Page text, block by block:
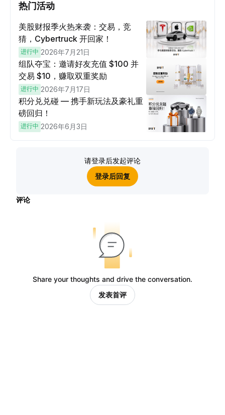
热门活动
美股财报季火热来袭：交易，竞
猜，Cybertruck 开回家！
进行中 2026年7月21日
组队夺宝：邀请好友充值 $100 并
交易 $10，赚取双重奖励
进行中 2026年7月17日
积分兑兑碰 — 携手新玩法及豪礼重
磅回归！
进行中 2026年6月3日
请登录后发起评论
登录后回复
评论
Share your thoughts and drive the conversation.
发表首评